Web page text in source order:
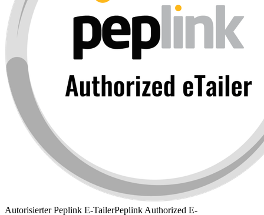
Autorisierter Peplink E-TailerPeplink Authorized E-